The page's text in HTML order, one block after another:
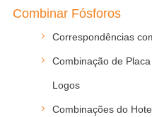
Combinar Fósforos
Correspondências
Combinação de
Logos
Combinações do